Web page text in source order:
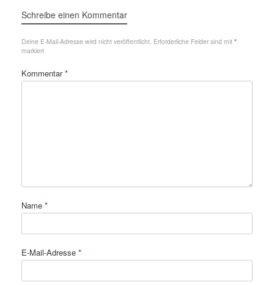
Schreibe einen Kommentar
Deine E-Mail-Adresse wird nicht veröffentlicht. Erforderliche Felder sind mit *
markiert
Kommentar*
Name *
E-Mail-Adresse *